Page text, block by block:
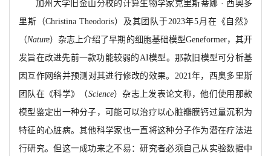
加州大学旧金山分校的计算生物学家克里斯蒂娜 · 西奥多
里斯（Christina Theodoris）及其团队于2023年5月在《自然》
（Nature）杂志上介绍了早期的细胞基础模型Geneformer，其开
发旨在改进先前一款功能较弱的AI模型。那款旧模型可分析基
因互作网络并预测对其进行修改的效果。2021年，西奥多里斯
团队在《科学》（Science）杂志上发表论文称，他们使用那款
模型鉴定出一种分子，可能可以治疗以心脏瓣膜钙过量沉积为
特征的心脏病。其他科学家也一直将这种分子作为潜在疗法进
行研究。但这一成功来之不易 ：研究者必须自己从实验数据中